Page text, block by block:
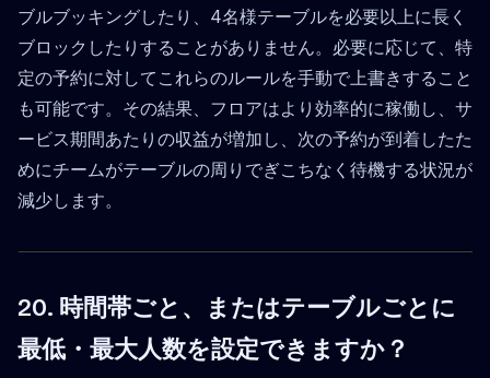
ブルブッキングしたり、4名様テーブルを必要以上に長く
ブロックしたりすることがありません。必要に応じて、特
定の予約に対してこれらのルールを手動で上書きすること
も可能です。その結果、フロアはより効率的に稼働し、サ
ービス期間あたりの収益が増加し、次の予約が到着したた
めにチームがテーブルの周りでぎこちなく待機する状況が
減少します。
20. 時間帯ごと、またはテーブルごとに
最低・最大人数を設定できますか？